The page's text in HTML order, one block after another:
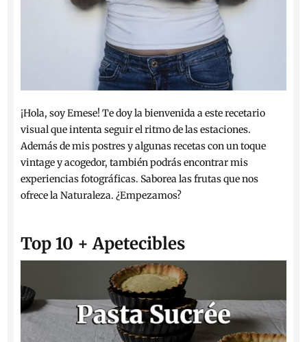
¡Hola, soy Emese! Te doy la bienvenida a este recetario
visual que intenta seguir el ritmo de las estaciones.
Además de mis postres y algunas recetas con un toque
vintage y acogedor, también podrás encontrar mis
experiencias fotográficas. Saborea las frutas que nos
ofrece la Naturaleza. ¿Empezamos?
Top 10 + Apetecibles